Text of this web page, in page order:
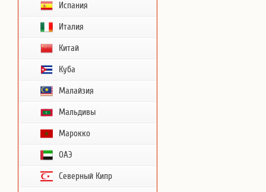
Испания
Италия
Китай
Куба
Малайзия
Мальдивы
Марокко
ОАЭ
Северный Кипр